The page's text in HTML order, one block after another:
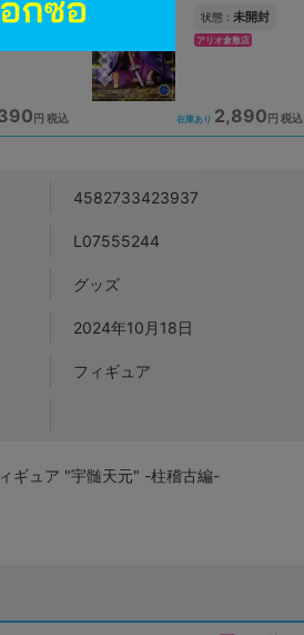
円 税込
状態 : 未開封
アリオ倉敷店
在庫あり 2,890円 税込
4582733423937
L07555244
グッズ
2024年10月18日
フィギュア
ギュア "宇髄天元" -柱稽古編-